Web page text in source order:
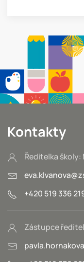
Kontakty
Ředitelka školy:
+420 519 336
Zástupce